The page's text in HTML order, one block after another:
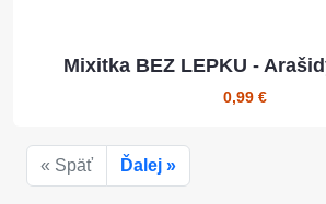
Mixitka BEZ LEPKU -
0,99 €
« Späť Ďalej »